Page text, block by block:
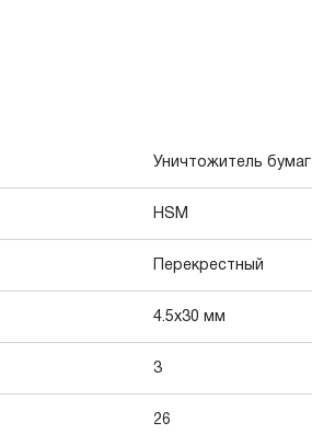
Уничтожитель бумаг
HSM
Перекрестный
4.5x30 мм
3
26